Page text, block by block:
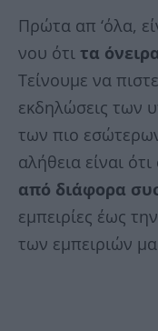
Πρώτα απ ‘όλα,
νου ότι τα
Τείνουμε να
εκδηλώσεις των
των πιο
αλήθεια είναι
από διάφορα
εμπειρίες έως
των εμπειριών